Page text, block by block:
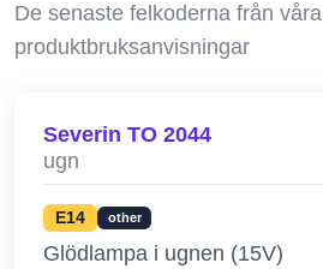
De senaste felkoderna från våra
produktbruksanvisningar
Severin TO 2044
ugn
E14 other
Glödlampa i ugnen (15V)